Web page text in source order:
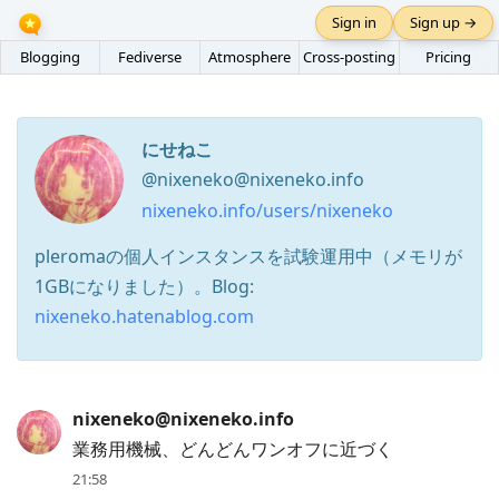
Blogging Fediverse Atmosphere Cross-posting Pricing
Sign in Sign up →
にせねこ
@nixeneko@nixeneko.info
nixeneko.info/users/nixeneko
pleromaの個人インスタンスを試験運用中（メモリが
1GBになりました）。Blog:
nixeneko.hatenablog.com
Arrow
Down
nixeneko@nixeneko.info
業務用機械、どんどんワンオフに近づく
21:58